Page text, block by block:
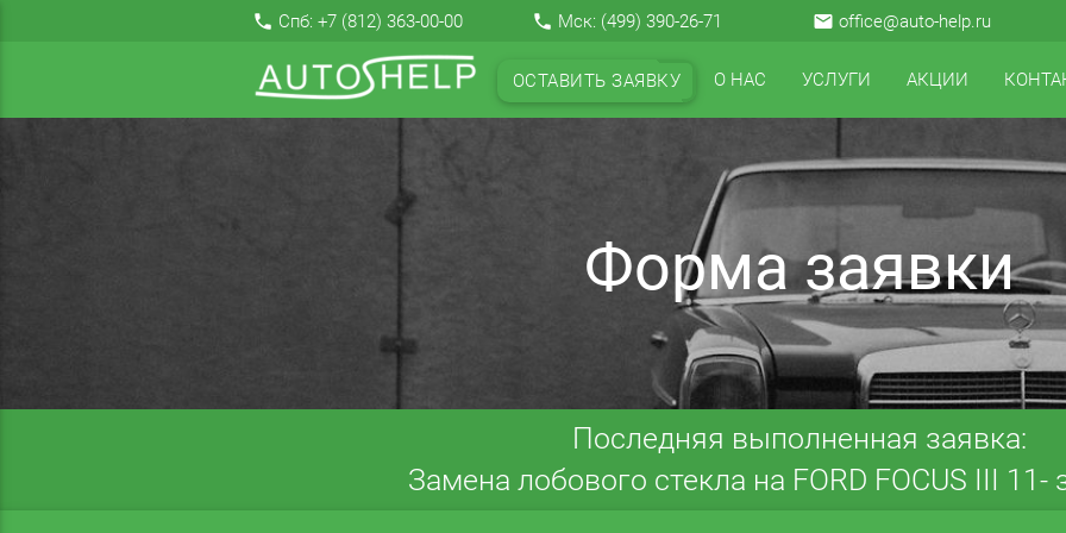
local_phone Спб: +7 (812) 363-00-00 local_phone Мск: (499) 390-26-71 email office@auto-help.ru
ОСТАВИТЬ ЗАЯВКУ О НАС УСЛУГИ АКЦИИ
Форма заявки
Последняя выполненная заявка:
Замена лобового стекла на FORD FOCUS III 11-